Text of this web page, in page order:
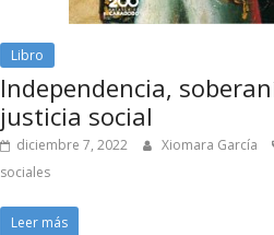
Libro
Independencia,
justicia social
diciembre 7, 2022 Xiomara García
sociales
Leer más